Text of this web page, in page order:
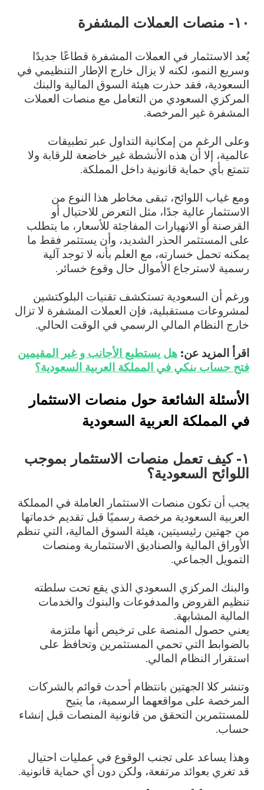
١٠- منصات العملات المشفرة
يُعد الاستثمار في العملات المشفرة قطاعًا جديدًا
وسريع النمو، لكنه لا يزال خارج الإطار التنظيمي في
السعودية، فقد حذرت هيئة السوق المالية والبنك
المركزي السعودي من التعامل مع منصات العملات
المشفرة غير المرخصة.
وعلى الرغم من إمكانية التداول عبر تطبيقات
عالمية، إلا أن هذه الأنشطة غير خاضعة للرقابة ولا
تتمتع بأي حماية قانونية داخل المملكة.
ومع غياب اللوائح، تبقى مخاطر هذا النوع من
الاستثمار عالية جدًا، مثل التعرض للاحتيال أو
القرصنة أو الانهيارات المفاجئة للأسعار، ما يتطلب
على المستثمر الحذر الشديد، وأن يستثمر فقط ما
يمكنه تحمل خسارته، مع العلم بأنه لا توجد آلية
رسمية لاسترجاع الأموال حال وقوع خسائر.
ورغم أن السعودية تستكشف تقنيات البلوكتشين
لمشروعات مستقبلية، فإن العملات المشفرة لا تزال
خارج النظام المالي الرسمي في الوقت الحالي.
اقرأ المزيد عن: هل يستطيع الأجانب و غير المقيمين
فتح حساب بنكي في المملكة العربية السعودية؟
الأسئلة الشائعة حول منصات الاستثمار
في المملكة العربية السعودية
١- كيف تعمل منصات الاستثمار بموجب
اللوائح السعودية؟
يجب أن تكون منصات الاستثمار العاملة في المملكة
العربية السعودية مرخصة رسميًا قبل تقديم خدماتها
من جهتين رئيسيتين، هيئة السوق المالية، التي تنظم
الأوراق المالية والصناديق الاستثمارية ومنصات
التمويل الجماعي.
والبنك المركزي السعودي الذي يقع تحت سلطته
تنظيم القروض والمدفوعات والبنوك والخدمات
المالية المشابهة.
يعني حصول المنصة على ترخيص أنها ملتزمة
بالضوابط التي تحمي المستثمرين وتحافظ على
استقرار النظام المالي.
وتنشر كلا الجهتين بانتظام أحدث قوائم بالشركات
المرخصة على مواقعهما الرسمية، ما يتيح
للمستثمرين التحقق من قانونية المنصات قبل إنشاء
حساب.
وهذا يساعد على تجنب الوقوع في عمليات احتيال
قد تغري بعوائد مرتفعة، ولكن دون أي حماية قانونية.